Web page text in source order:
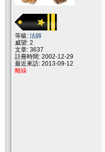
等級: 法師
威望: 2
文章: 3637
註冊時間: 2002-12-29
最近來訪: 2013-09-12
離線